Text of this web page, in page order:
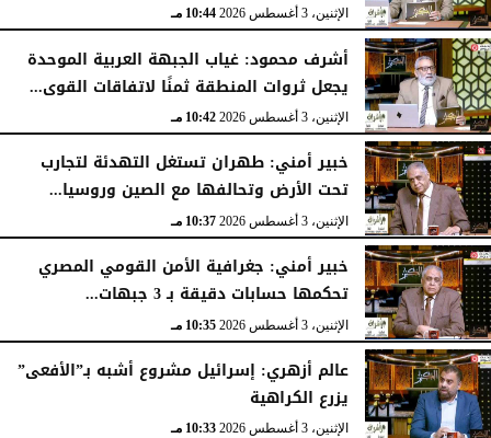
الإثنين، 3 أغسطس 2026 10:44 مـ
أشرف محمود: غياب الجبهة العربية الموحدة
يجعل ثروات المنطقة ثمنًا لاتفاقات القوى...
الإثنين، 3 أغسطس 2026 10:42 مـ
خبير أمني: طهران تستغل التهدئة لتجارب
تحت الأرض وتحالفها مع الصين وروسيا...
الإثنين، 3 أغسطس 2026 10:37 مـ
خبير أمني: جغرافية الأمن القومي المصري
تحكمها حسابات دقيقة بـ 3 جبهات...
الإثنين، 3 أغسطس 2026 10:35 مـ
عالم أزهري: إسرائيل مشروع أشبه بـ”الأفعى”
يزرع الكراهية
الإثنين، 3 أغسطس 2026 10:33 مـ